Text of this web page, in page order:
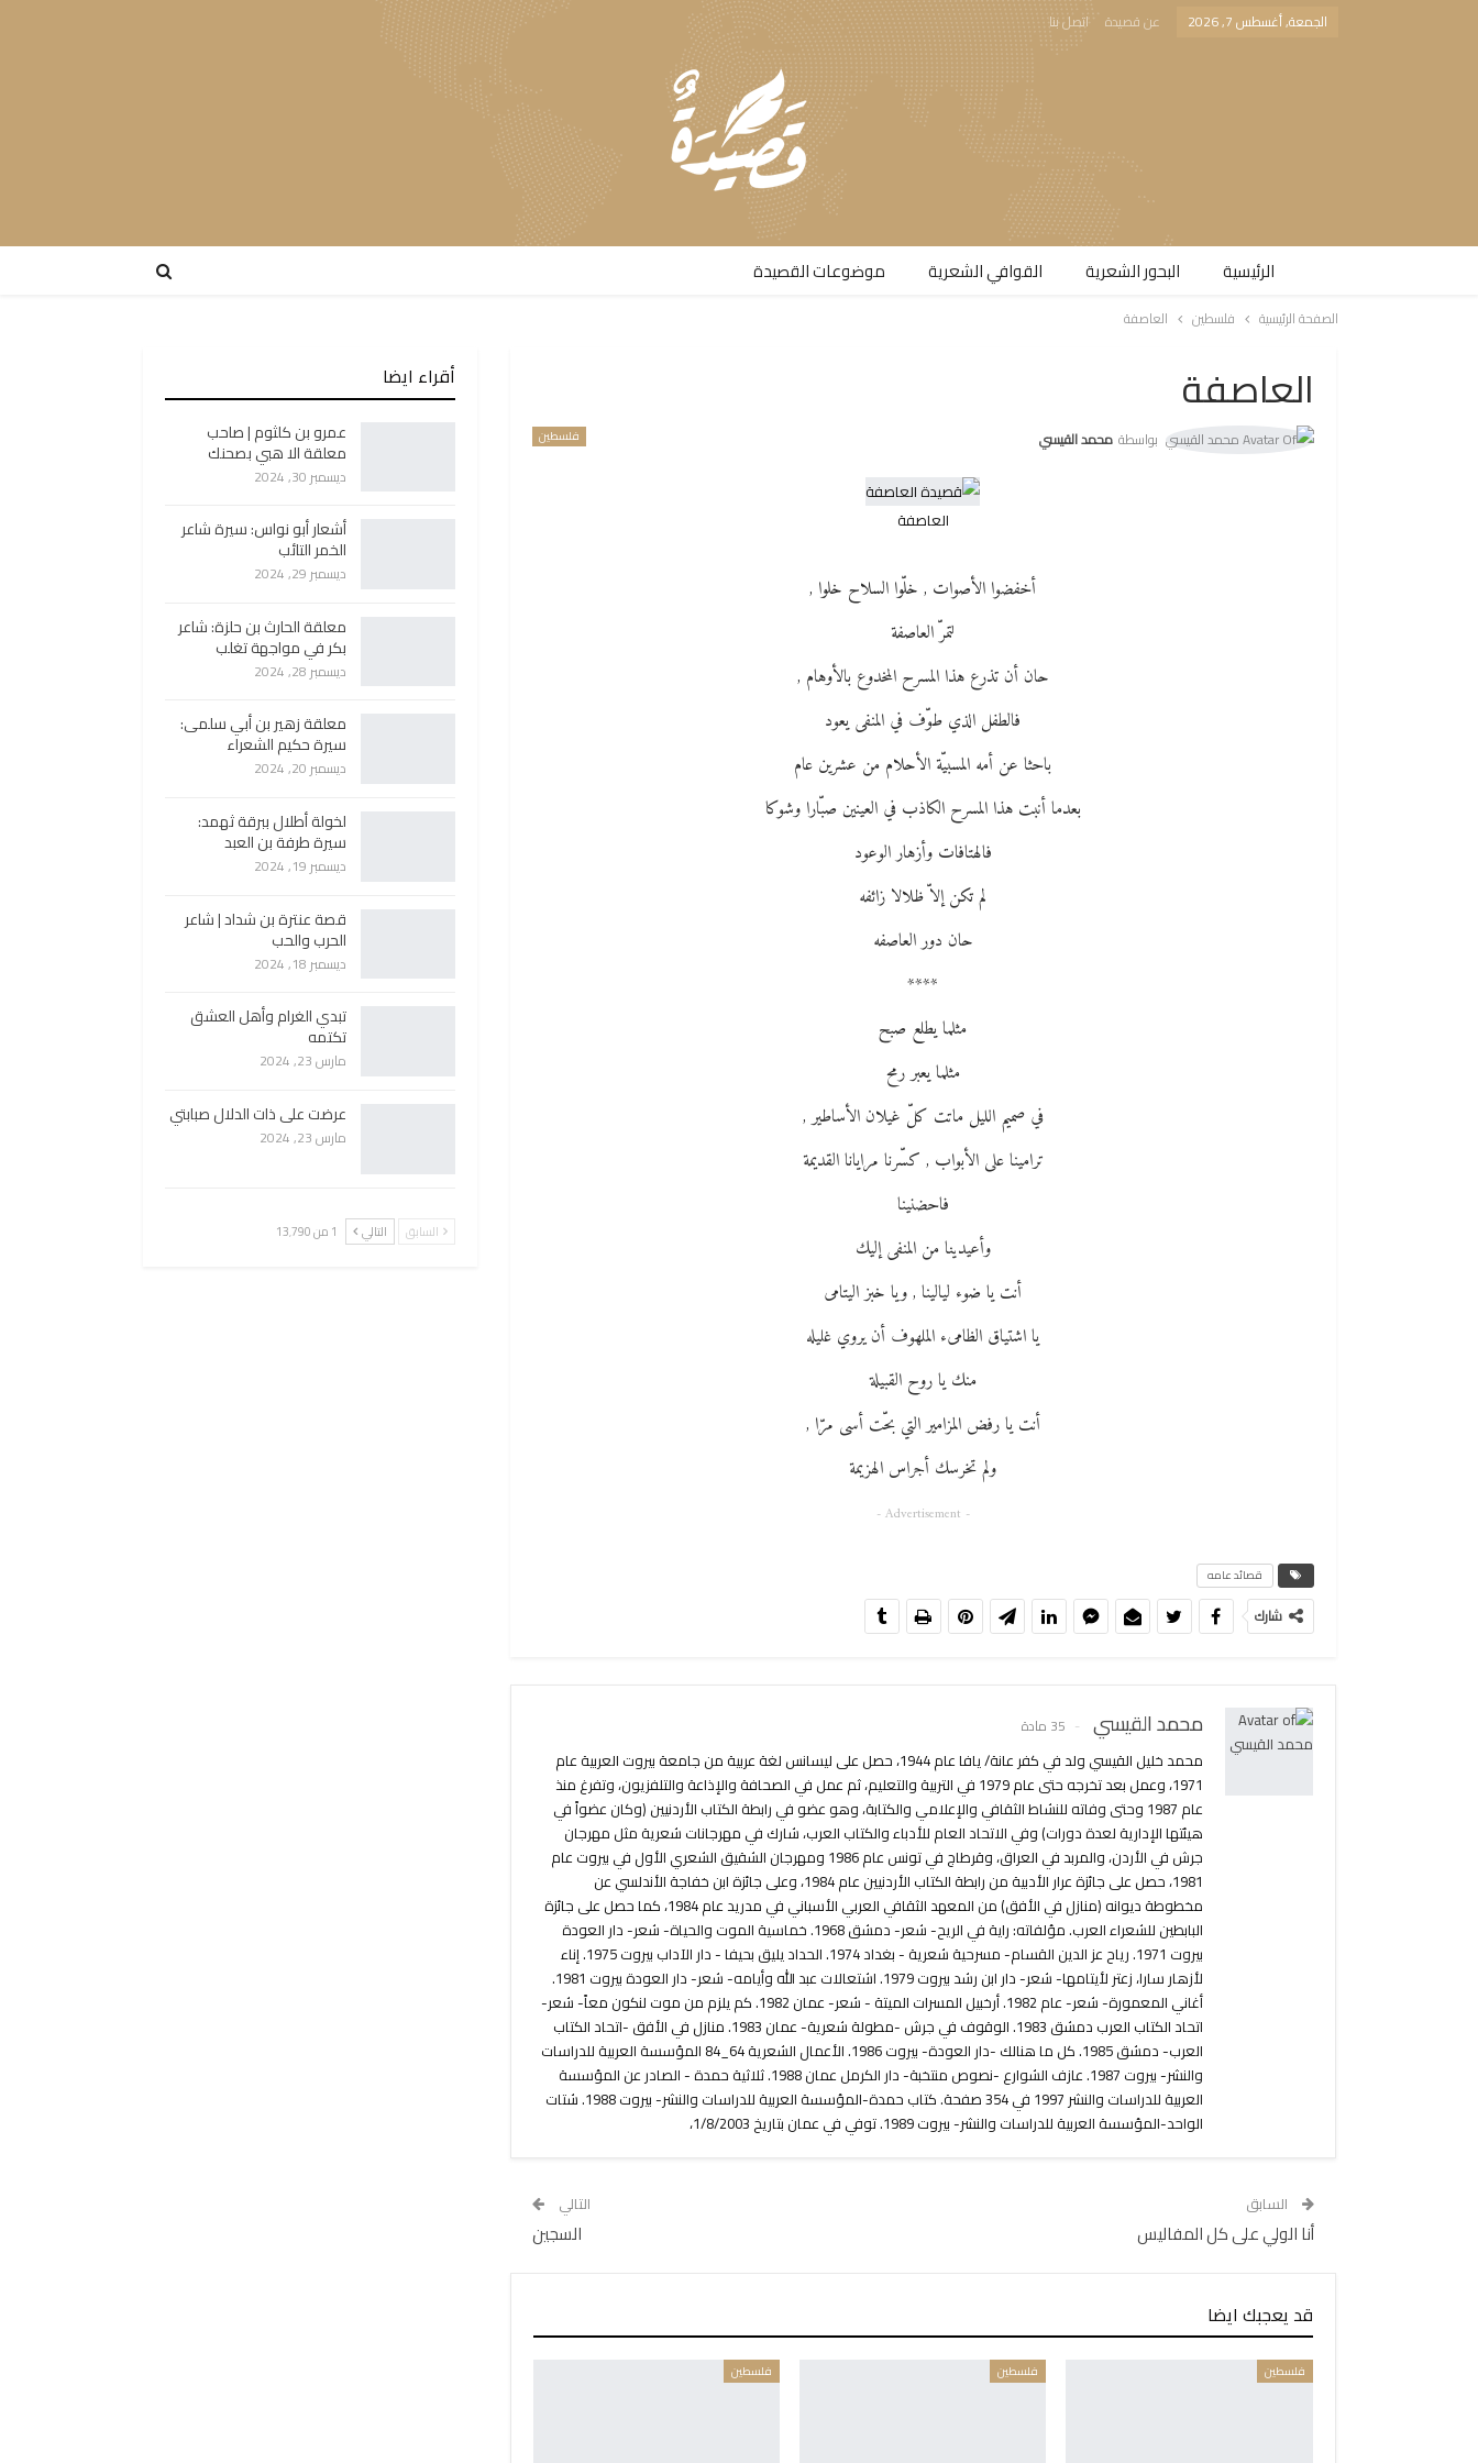
الجمعة, أغسطس 7, 2026 عن قصيدة اتصل بنا
الرئيسية البحور الشعرية​ القوافي الشعرية​ موضوعات القصيدة​
الصفحة الرئيسية فلسطين العاصفة
العاصفة
فلسطين بواسطة محمد القيسي
العاصفة
أخفضوا الأصوات , خلّوا السلاح خلوا ,
لتمرّ العاصفة
حان أن تذرع هذا المسرح المخدوع بالأوهام ,
فالطفل الذي طوّف في المنفى يعود
باحثا عن أمه المسبيّة الأحلام من عشرين عام
بعدما أنبت هذا المسرح الكاذب في العينين صبّارا وشوكا
فالهتافات وأزهار الوعود
لم تكن إلاّ ظلالا زائفه
حان دور العاصفه
****
مثلما يطلع صبح
مثلما يعبر رمح
في صميم الليل ماتت كلّ غيلان الأساطير ,
ترامينا على الأبواب , كسّرنا مرايانا القديمة
فاحضنينا
وأعيدينا من المنفى إليك
أنت يا ضوء ليالينا , ويا خبز اليتامى
يا اشتياق الظامىء الملهوف أن يروي غليله
منك يا روح القبيلة
أنت يا رفض المزامير التي بحّت أسى مرّا ,
ولم تخرسك أجراس الهزيمة
- Advertisement -
قصائد عامه
شارك
محمد القيسي 35 مادة
محمد خليل القيسي ولد في كفر عانة/ يافا عام 1944، حصل على ليسانس لغة عربية من جامعة بيروت العربية عام
1971، وعمل بعد تخرجه حتى عام 1979 في التربية والتعليم، ثم عمل في الصحافة والإذاعة والتلفزيون، وتفرغ منذ
عام 1987 وحتى وفاته للنشاط الثقافي والإعلامي والكتابة، وهو عضو في رابطة الكتاب الأردنيين (وكان عضواً في
هيئتها الإدارية لعدة دورات) وفي الاتحاد العام للأدباء والكتاب العرب، شارك في مهرجانات شعرية مثل مهرجان
جرش في الأردن، والمربد في العراق، وقرطاج في تونس عام 1986 ومهرجان الشقيق الشعري الأول في بيروت عام
1981، حصل على جائزة عرار الأدبية من رابطة الكتاب الأردنيين عام 1984، وعلى جائزة ابن خفاجة الأندلسي عن
مخطوطة ديوانه (منازل في الأفق) من المعهد الثقافي العربي الأسباني في مدريد عام 1984، كما حصل على جائزة
البابطين للشعراء العرب. مؤلفاته: راية في الريح- شعر- دمشق 1968. خماسية الموت والحياة- شعر- دار العودة
بيروت 1971. رياح عز الدين القسام- مسرحية شعرية - بغداد 1974. الحداد يليق بحيفا - دار الآداب بيروت 1975. إناء
لأزهار سارا، زعتر لأيتامها- شعر- دار ابن رشد بيروت 1979. اشتعالات عبد الله وأيامه- شعر- دار العودة بيروت 1981.
أغاني المعمورة- شعر- عام 1982. أرخبيل المسرات الميتة - شعر- عمان 1982. كم يلزم من موت لنكون معاً- شعر-
اتحاد الكتاب العرب دمشق 1983. الوقوف في جرش -مطولة شعرية- عمان 1983. منازل في الأفق -اتحاد الكتاب
العرب- دمشق 1985. كل ما هنالك -دار العودة- بيروت 1986. الأعمال الشعرية 64_84 المؤسسة العربية للدراسات
والنشر- بيروت 1987. عازف الشوارع -نصوص منتخبة- دار الكرمل عمان 1988. ثلاثية حمدة - الصادر عن المؤسسة
العربية للدراسات والنشر 1997 في 354 صفحة. كتاب حمدة-المؤسسة العربية للدراسات والنشر- بيروت 1988. شتات
الواحد-المؤسسة العربية للدراسات والنشر- بيروت 1989. توفي في عمان بتاريخ 1/8/2003،
السابق
أنا الولي على كل المفاليس
التالي
السجين
قد يعجبك ايضا
فلسطين فلسطين فلسطين
أقراء ايضا
عمرو بن كلثوم | صاحب
معلقة الا هبي بصحنك
ديسمبر 30, 2024
أشعار أبو نواس: سيرة شاعر
الخمر التائب
ديسمبر 29, 2024
معلقة الحارث بن حلزة: شاعر
بكر في مواجهة تغلب
ديسمبر 28, 2024
معلقة زهير بن أبي سلمى:
سيرة حكيم الشعراء
ديسمبر 20, 2024
لخولة أطلال ببرقة ثهمد:
سيرة طرفة بن العبد
ديسمبر 19, 2024
قصة عنترة بن شداد | شاعر
الحرب والحب
ديسمبر 18, 2024
تبدي الغرام وأهل العشق
تكتمه
مارس 23, 2024
عرضت على ذات الدلال صبابتي
مارس 23, 2024
السابق التالي 1 من 13٬790